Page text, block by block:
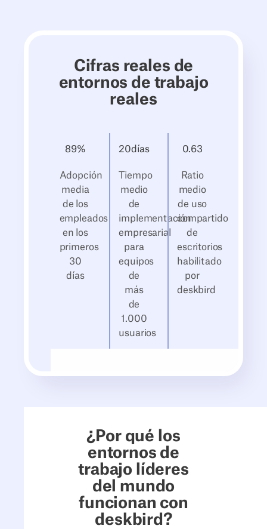
Cifras reales de
entornos de trabajo
reales
89%
Adopción
media
de los
empleados
en los
primeros
30
días
20‍días
Tiempo
medio
de
implementación
empresarial
para
equipos
de
más
de
1.000
usuarios
0.63
Ratio
medio
de uso
compartido
de
escritorios
habilitado
por
deskbird
¿Por qué los
entornos de
trabajo líderes
del mundo
funcionan con
deskbird?